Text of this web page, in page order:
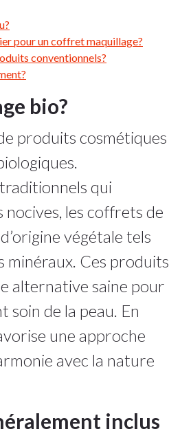
pour un coffret maquillage?
conventionnels?
bio?
produits cosmétiques
qui
les coffrets de
végétale tels
minéraux. Ces produits
alternative saine pour
de la peau. En
une approche
avec la nature
inclus